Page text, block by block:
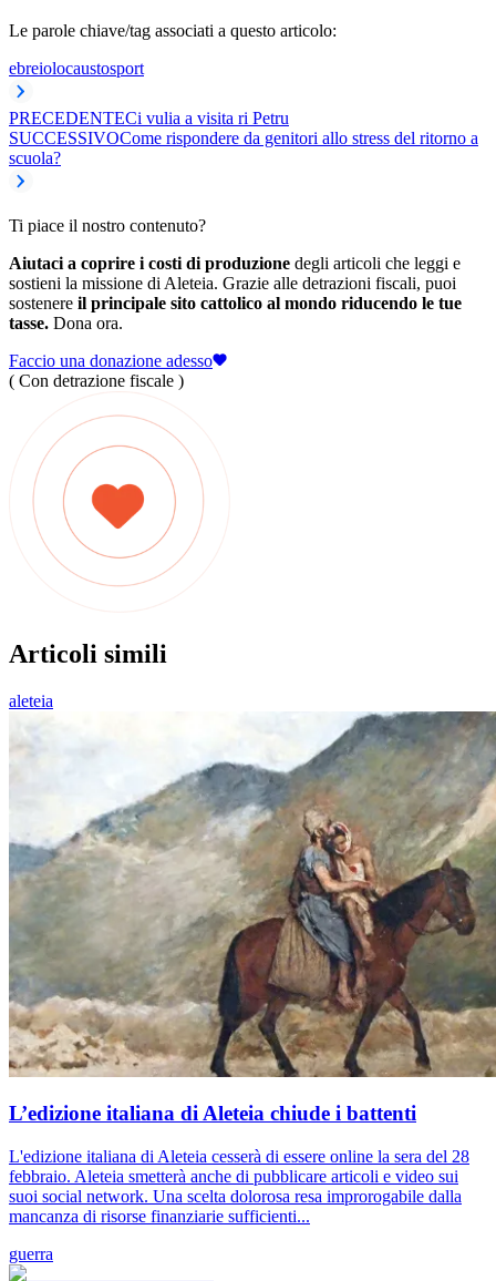
Le parole chiave/tag associati a questo articolo:
ebreiolocaustosport
PRECEDENTECi vulia a visita ri Petru
SUCCESSIVOCome rispondere da genitori allo stress del ritorno a
scuola?
Ti piace il nostro contenuto?
Aiutaci a coprire i costi di produzione degli articoli che leggi e
sostieni la missione di Aleteia. Grazie alle detrazioni fiscali, puoi
sostenere il principale sito cattolico al mondo riducendo le tue
tasse. Dona ora.
Faccio una donazione adesso
( Con detrazione fiscale )
Articoli simili
aleteia
L’edizione italiana di Aleteia chiude i battenti
L'edizione italiana di Aleteia cesserà di essere online la sera del 28
febbraio. Aleteia smetterà anche di pubblicare articoli e video sui
suoi social network. Una scelta dolorosa resa improrogabile dalla
mancanza di risorse finanziarie sufficienti...
guerra